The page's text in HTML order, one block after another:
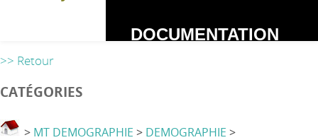
DOCUMENTATION
>> Retour
CATÉGORIES
> MT DEMOGRAPHIE > DEMOGRAPHIE >